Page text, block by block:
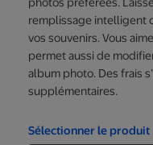
photos préférées.
remplissage intelligent
vos souvenirs. Vous
permet aussi de
album photo. Des frais
supplémentaires.
Sélectionner le produit